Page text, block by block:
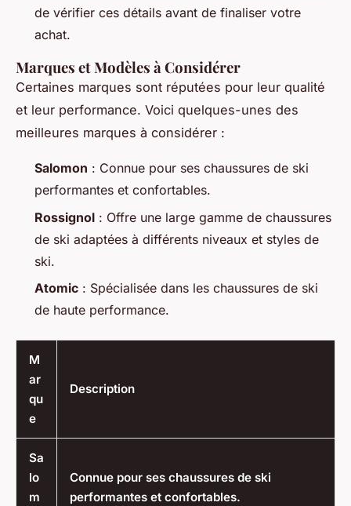
de vérifier ces détails avant de finaliser votre
achat.
Marques et Modèles à Considérer
Certaines marques sont réputées pour leur qualité
et leur performance. Voici quelques-unes des
meilleures marques à considérer :
Salomon : Connue pour ses chaussures de ski
performantes et confortables.
Rossignol : Offre une large gamme de chaussures
de ski adaptées à différents niveaux et styles de
ski.
Atomic : Spécialisée dans les chaussures de ski
de haute performance.
M
ar
qu
e
Description
Sa
lo
m
Connue pour ses chaussures de ski
performantes et confortables.